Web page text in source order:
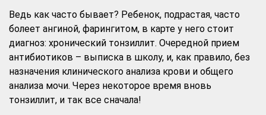
Ведь как часто бывает? Ребенок, подрастая, часто
болеет ангиной, фарингитом, в карте у него стоит
диагноз: хронический тонзиллит. Очередной прием
антибиотиков – выписка в школу, и, как правило, без
назначения клинического анализа крови и общего
анализа мочи. Через некоторое время вновь
тонзиллит, и так все сначала!